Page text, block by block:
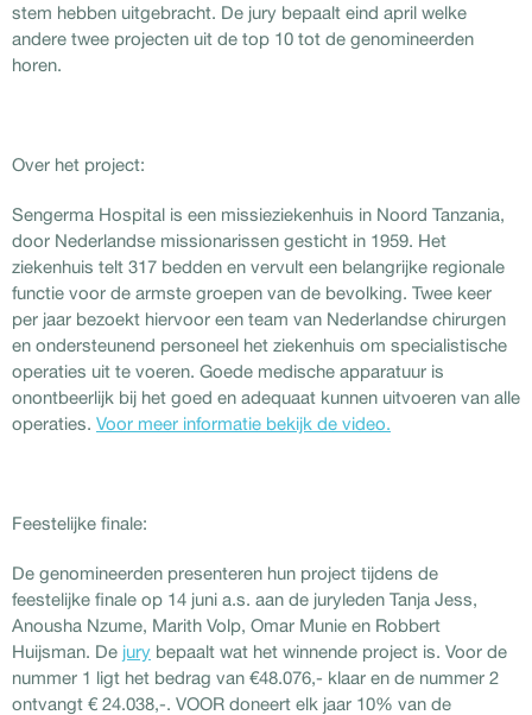
stem hebben uitgebracht. De jury bepaalt eind april welke
andere twee projecten uit de top 10 tot de genomineerden
horen.
Over het project:
Sengerma Hospital is een missieziekenhuis in Noord Tanzania,
door Nederlandse missionarissen gesticht in 1959. Het
ziekenhuis telt 317 bedden en vervult een belangrijke regionale
functie voor de armste groepen van de bevolking. Twee keer
per jaar bezoekt hiervoor een team van Nederlandse chirurgen
en ondersteunend personeel het ziekenhuis om specialistische
operaties uit te voeren. Goede medische apparatuur is
onontbeerlijk bij het goed en adequaat kunnen uitvoeren van alle
operaties. Voor meer informatie bekijk de video.
Feestelijke finale:
De genomineerden presenteren hun project tijdens de
feestelijke finale op 14 juni a.s. aan de juryleden Tanja Jess,
Anousha Nzume, Marith Volp, Omar Munie en Robbert
Huijsman. De jury bepaalt wat het winnende project is. Voor de
nummer 1 ligt het bedrag van €48.076,- klaar en de nummer 2
ontvangt € 24.038,-. VOOR doneert elk jaar 10% van de